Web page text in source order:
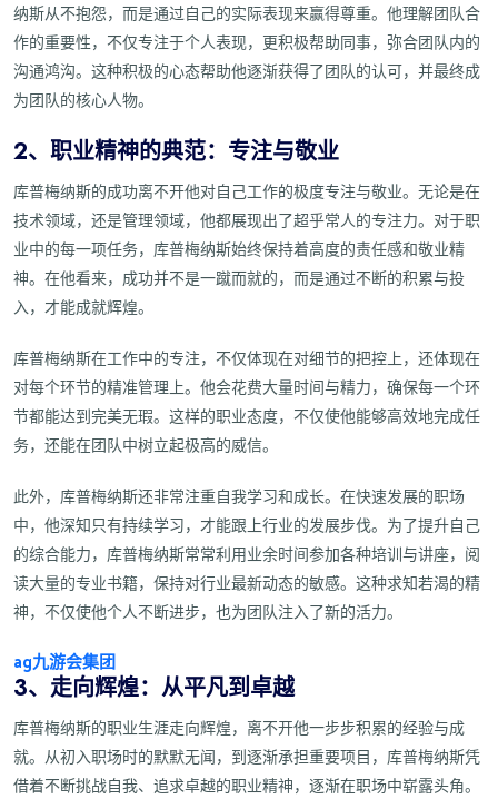
纳斯从不抱怨，而是通过自己的实际表现来赢得尊重。他理解团队合
作的重要性，不仅专注于个人表现，更积极帮助同事，弥合团队内的
沟通鸿沟。这种积极的心态帮助他逐渐获得了团队的认可，并最终成
为团队的核心人物。
2、职业精神的典范：专注与敬业
库普梅纳斯的成功离不开他对自己工作的极度专注与敬业。无论是在
技术领域，还是管理领域，他都展现出了超乎常人的专注力。对于职
业中的每一项任务，库普梅纳斯始终保持着高度的责任感和敬业精
神。在他看来，成功并不是一蹴而就的，而是通过不断的积累与投
入，才能成就辉煌。
库普梅纳斯在工作中的专注，不仅体现在对细节的把控上，还体现在
对每个环节的精准管理上。他会花费大量时间与精力，确保每一个环
节都能达到完美无瑕。这样的职业态度，不仅使他能够高效地完成任
务，还能在团队中树立起极高的威信。
此外，库普梅纳斯还非常注重自我学习和成长。在快速发展的职场
中，他深知只有持续学习，才能跟上行业的发展步伐。为了提升自己
的综合能力，库普梅纳斯常常利用业余时间参加各种培训与讲座，阅
读大量的专业书籍，保持对行业最新动态的敏感。这种求知若渴的精
神，不仅使他个人不断进步，也为团队注入了新的活力。
ag九游会集团
3、走向辉煌：从平凡到卓越
库普梅纳斯的职业生涯走向辉煌，离不开他一步步积累的经验与成
就。从初入职场时的默默无闻，到逐渐承担重要项目，库普梅纳斯凭
借着不断挑战自我、追求卓越的职业精神，逐渐在职场中崭露头角。